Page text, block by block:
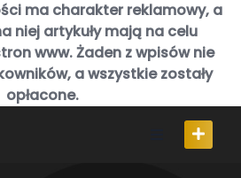
ma charakter reklamowy, a
niej artykuły mają na celu
www. Żaden z wpisów nie
a wszystkie zostały
opłacone.